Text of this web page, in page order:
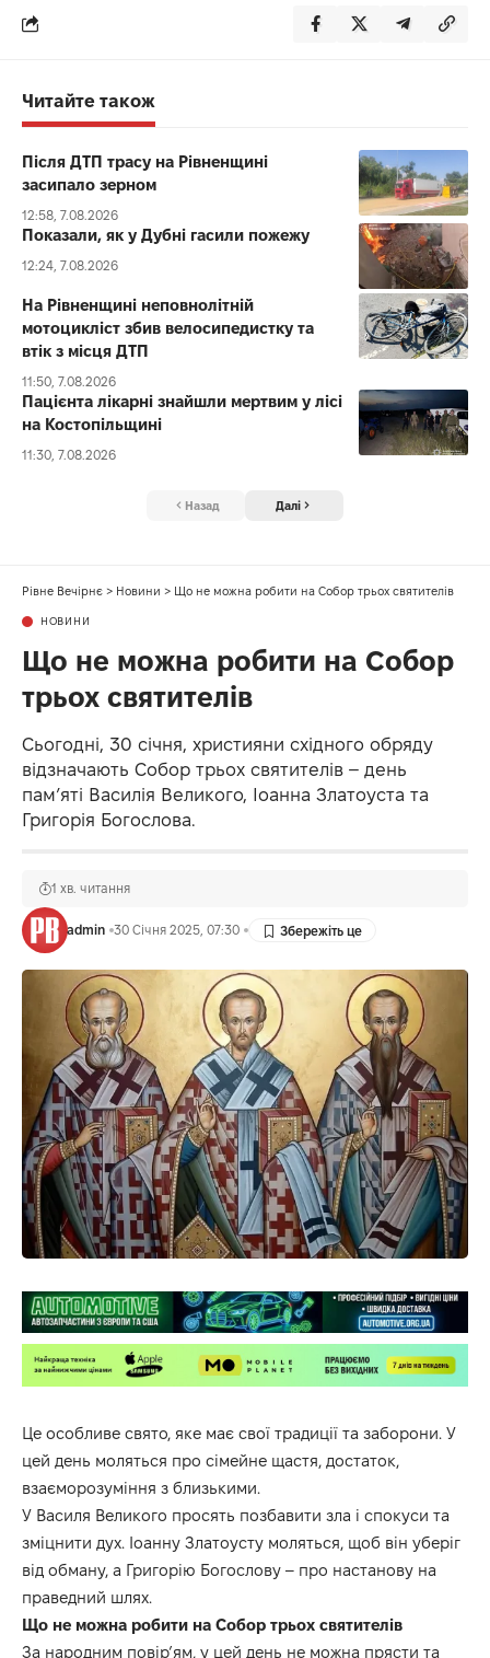
Читайте також
Після ДТП трасу на Рівненщині
засипало зерном
12:58, 7.08.2026
Показали, як у Дубні гасили пожежу
12:24, 7.08.2026
На Рівненщині неповнолітній
мотоцикліст збив велосипедистку та
втік з місця ДТП
11:50, 7.08.2026
Пацієнта лікарні знайшли мертвим у лісі
на Костопільщині
11:30, 7.08.2026
Назад Далі
Рівне Вечірнє > Новини > Що не можна робити на Собор трьох святителів
НОВИНИ
Що не можна робити на Собор
трьох святителів
Сьогодні, 30 січня, християни східного обряду
відзначають Собор трьох святителів – день
пам’яті Василія Великого, Іоанна Златоуста та
Григорія Богослова.
admin 30 Січня 2025, 07:30
1 хв. читання
Це особливе свято, яке має свої традиції та заборони. У
цей день моляться про сімейне щастя, достаток,
взаєморозуміння з близькими.
У Василя Великого просять позбавити зла і спокуси та
зміцнити дух. Іоанну Златоусту моляться, щоб він уберіг
від обману, а Григорію Богослову – про настанову на
праведний шлях.
Що не можна робити на Собор трьох святителів
За народним повірʼям, у цей день не можна прясти та